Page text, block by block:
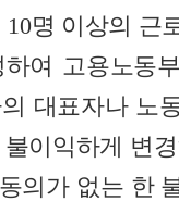
명 이상의 근
여 고용노동
대표자나 노
이익하게 변
의가 없는 한